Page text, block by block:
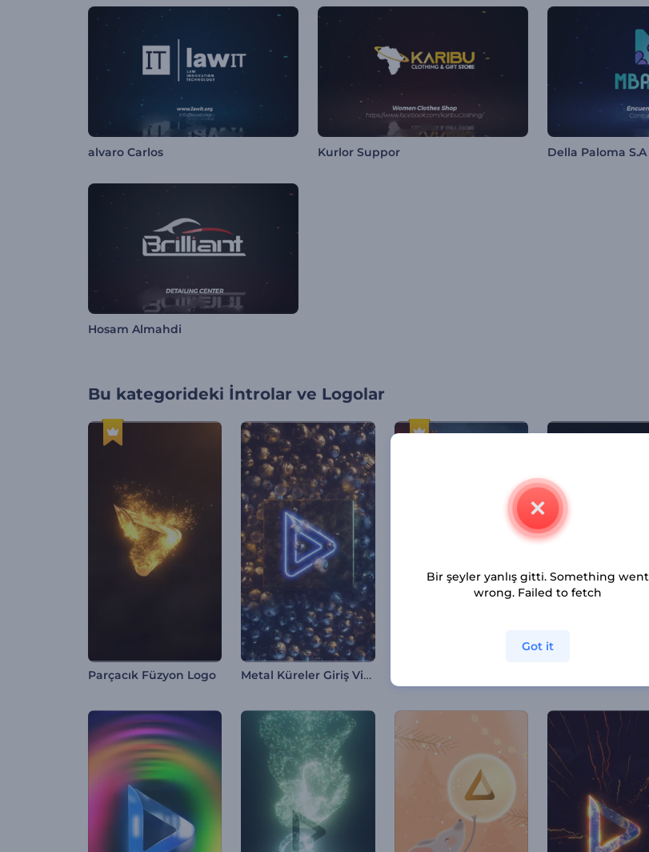
alvaro Carlos Kurlor Suppor Della Paloma S.A
Hosam Almahdi
Bu kategorideki İntrolar ve Logolar
Parçacık Füzyon Logo Metal Küreler Giriş Videosu
Bir şeyler yanlış gitti. Something went
wrong. Failed to fetch
Got it